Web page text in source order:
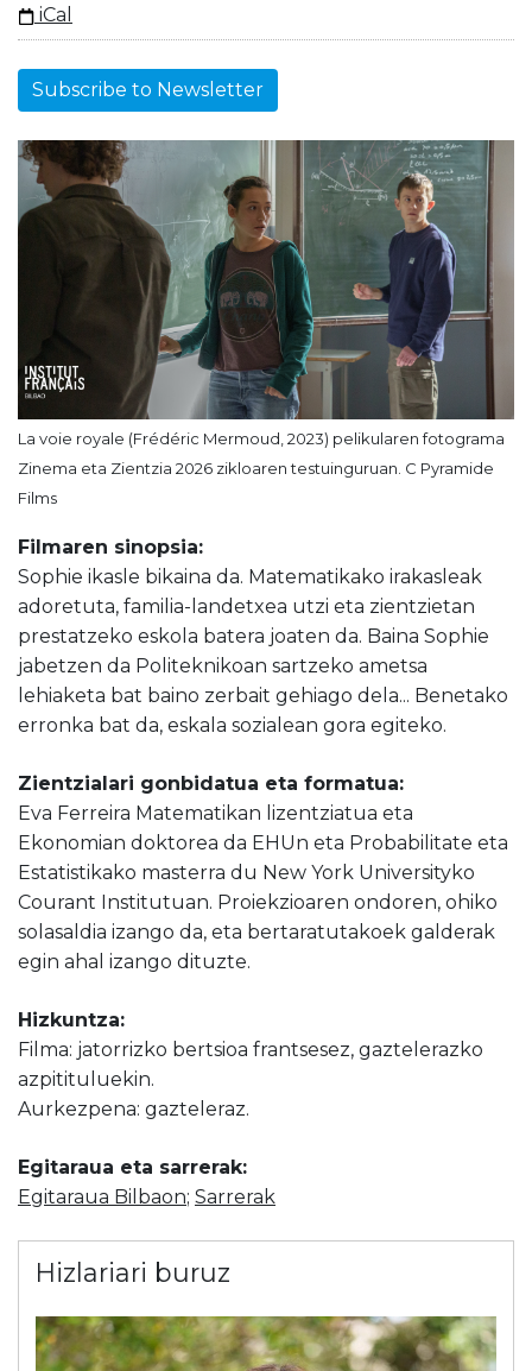
iCal
Subscribe to Newsletter
La voie royale (Frédéric Mermoud, 2023) pelikularen fotograma
Zinema eta Zientzia 2026 zikloaren testuinguruan. C Pyramide
Films
Filmaren sinopsia:
Sophie ikasle bikaina da. Matematikako irakasleak
adoretuta, familia-landetxea utzi eta zientzietan
prestatzeko eskola batera joaten da. Baina Sophie
jabetzen da Politeknikoan sartzeko ametsa
lehiaketa bat baino zerbait gehiago dela... Benetako
erronka bat da, eskala sozialean gora egiteko.
Zientzialari gonbidatua eta formatua:
Eva Ferreira Matematikan lizentziatua eta
Ekonomian doktorea da EHUn eta Probabilitate eta
Estatistikako masterra du New York Universityko
Courant Institutuan. Proiekzioaren ondoren, ohiko
solasaldia izango da, eta bertaratutakoek galderak
egin ahal izango dituzte.
Hizkuntza:
Filma: jatorrizko bertsioa frantsesez, gaztelerazko
azpitituluekin.
Aurkezpena: gazteleraz.
Egitaraua eta sarrerak:
Egitaraua Bilbaon; Sarrerak
Hizlariari buruz